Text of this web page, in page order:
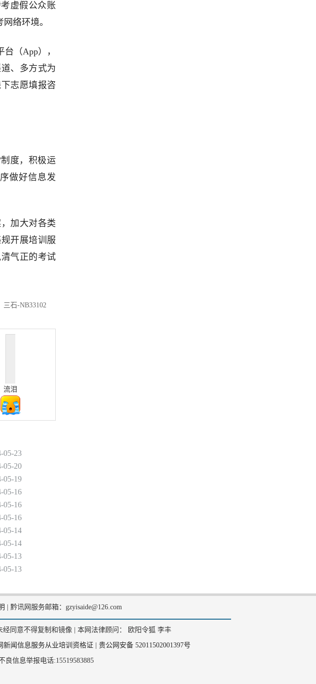
虚假公众账
络环境。
（App），
、多方式为
志愿填报咨
度，积极运
做好信息发
加大对各类
开展培训服
气正的考试
三石-NB33102
流泪
05-23
05-20
05-19
05-16
05-16
05-16
05-14
05-14
05-13
05-13
黔讯网服务邮箱：gzyisaide@126.com
经同意不得复制和镜像 | 本网法律顾问： 欧阳令狐 李丰
新闻信息服务从业培训资格证 贵公网安备 52011502001397号
良信息举报电话:15519583885